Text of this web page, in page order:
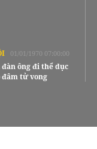
01/01/1970 07:00:00
ông đi thể dục
đâm tử vong